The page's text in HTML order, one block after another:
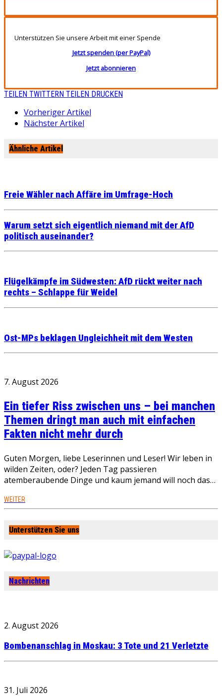
Unterstützen Sie unsere Arbeit mit einer Spende
Jetzt spenden (per PayPal)
Jetzt abonnieren
TEILEN TWITTERN TEILEN DRUCKEN
Vorheriger Artikel
Nächster Artikel
Ähnliche Artikel
Freie Wähler nach Affäre im Umfrage-Hoch
Warum setzt sich eigentlich niemand mit der AfD
politisch auseinander?
Flügelkämpfe im Südwesten: AfD rückt weiter nach
rechts – Schlappe für Weidel
Ost-MPs beklagen Ungleichheit mit dem Westen
7. August 2026
Ein tiefer Riss zwischen uns – bei manchen
Themen dringt man auch mit einfachen
Fakten nicht mehr durch
Guten Morgen, liebe Leserinnen und Leser! Wir leben in
wilden Zeiten, oder? Jeden Tag passieren
atemberaubende Dinge und kaum jemand will noch das…
WEITER
Unterstützen Sie uns
Nachrichten
2. August 2026
Bombenanschlag in Moskau: 3 Tote und 21 Verletzte
31. Juli 2026